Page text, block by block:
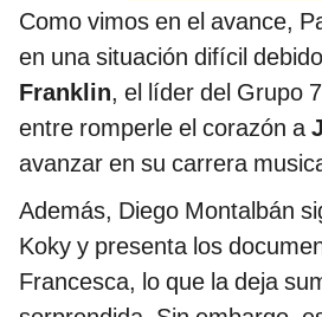
Como vimos en el avance,
en una situación difícil
Franklin, el líder del Grupo
entre romperle el corazón a
avanzar en su carrera
Además, Diego Montalbán
Koky y presenta los
Francesca, lo que la deja